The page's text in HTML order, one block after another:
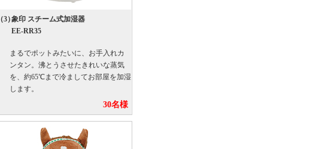
（3）象印 スチーム式加湿器
EE-RR35
まるでポットみたいに、お手入れカ
ンタン。沸とうさせたきれいな蒸気
を、約65℃まで冷ましてお部屋を加湿
します。
30名様